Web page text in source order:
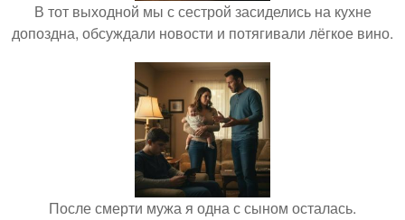
В тот выходной мы с сестрой засиделись на кухне
допоздна, обсуждали новости и потягивали лёгкое вино.
После смерти мужа я одна с сыном осталась.